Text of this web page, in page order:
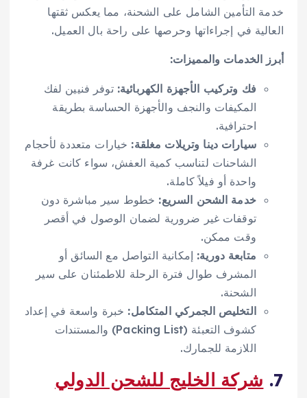
خدمة التأمين الشامل على الشحنة، مما يعكس ثقتها
العالية في إجراءاتها وحرصها على راحة بال العميل.
أبرز الخدمات والمميزات:
فك وتركيب الأجهزة الكهربائية: توفر فنيين لفك
المكيفات والنجف والأجهزة الحساسة بطريقة
احترافية.
سيارات دينا وتريلات مغلقة: خيارات متعددة لأحجام
الشاحنات لتناسب كمية العفش، سواء كانت غرفة
واحدة أو فيلاً كاملة.
خدمة الشحن السريع: خطوط سير مباشرة دون
توقفات غير ضرورية لضمان الوصول في أقصر
وقت ممكن.
متابعة دورية: إمكانية التواصل مع السائق أو
المشرف طوال فترة الرحلة للاطمئنان على سير
الشحنة.
التخليص الجمركي المتكامل: خبرة واسعة في إعداد
كشوف التعبئة (Packing List) والمستندات
اللازمة للجمارك.
7. شركة الخليج للشحن الدولي